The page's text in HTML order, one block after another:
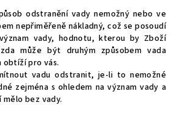
odstranění vady nemožný nebo ve
nepřiměřeně nákladný, což se posoudí
vady, hodnotu, kterou by Zboží
může být druhým způsobem vada
obtíží pro vás.
vadu odstranit, je-li to nemožné
zejména s ohledem na význam vady a
bez vady.